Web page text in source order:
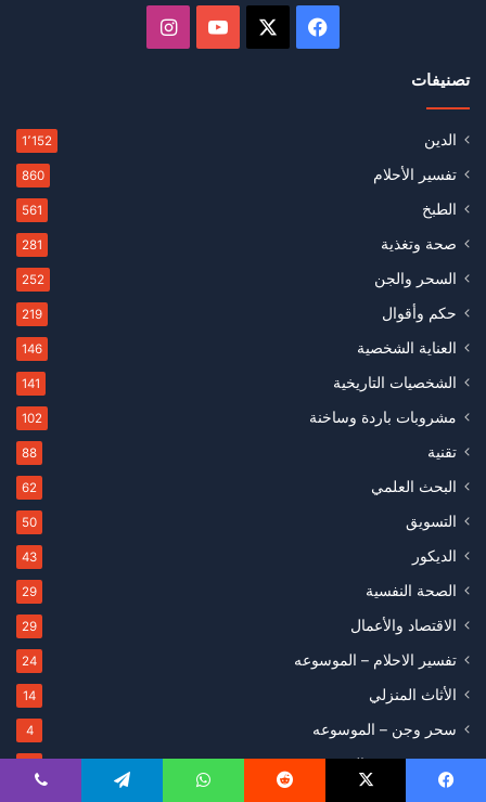
فيسبوك ‫YouTube
تصنيفات
الدين 1٬152
تفسير الأحلام 860
الطبخ 561
صحة وتغذية 281
السحر والجن 252
حكم وأقوال 219
العناية الشخصية 146
الشخصيات التاريخية 141
مشروبات باردة وساخنة 102
تقنية 88
البحث العلمي 62
التسويق 50
الديكور 43
الصحة النفسية 29
الاقتصاد والأعمال 29
تفسير الاحلام – الموسوعه 24
الأثاث المنزلي 14
سحر وجن – الموسوعه 4
صحة وتغذية – الموسوعه